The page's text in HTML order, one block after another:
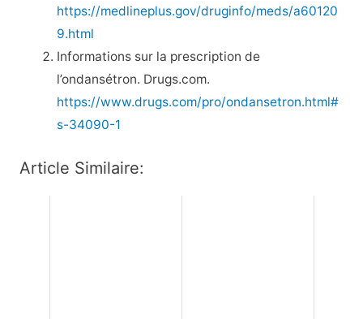
https://medlineplus.gov/druginfo/meds/a60120
9.html
Informations sur la prescription de
l’ondansétron. Drugs.com.
https://www.drugs.com/pro/ondansetron.html#
s-34090-1
Article Similaire: